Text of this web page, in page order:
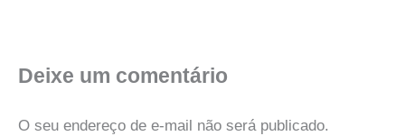
Deixe um comentário
O seu endereço de e-mail não será publicado.